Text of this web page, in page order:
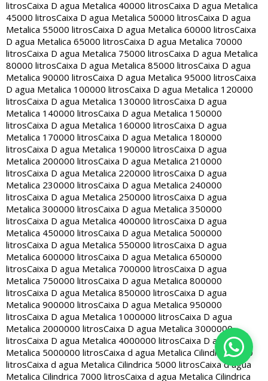
litrosCaixa D agua Metalica 40000 litrosCaixa D agua Metalica
45000 litrosCaixa D agua Metalica 50000 litrosCaixa D agua
Metalica 55000 litrosCaixa D agua Metalica 60000 litrosCaixa
D agua Metalica 65000 litrosCaixa D agua Metalica 70000
litrosCaixa D agua Metalica 75000 litrosCaixa D agua Metalica
80000 litrosCaixa D agua Metalica 85000 litrosCaixa D agua
Metalica 90000 litrosCaixa D agua Metalica 95000 litrosCaixa
D agua Metalica 100000 litrosCaixa D agua Metalica 120000
litrosCaixa D agua Metalica 130000 litrosCaixa D agua
Metalica 140000 litrosCaixa D agua Metalica 150000
litrosCaixa D agua Metalica 160000 litrosCaixa D agua
Metalica 170000 litrosCaixa D agua Metalica 180000
litrosCaixa D agua Metalica 190000 litrosCaixa D agua
Metalica 200000 litrosCaixa D agua Metalica 210000
litrosCaixa D agua Metalica 220000 litrosCaixa D agua
Metalica 230000 litrosCaixa D agua Metalica 240000
litrosCaixa D agua Metalica 250000 litrosCaixa D agua
Metalica 300000 litrosCaixa D agua Metalica 350000
litrosCaixa D agua Metalica 400000 litrosCaixa D agua
Metalica 450000 litrosCaixa D agua Metalica 500000
litrosCaixa D agua Metalica 550000 litrosCaixa D agua
Metalica 600000 litrosCaixa D agua Metalica 650000
litrosCaixa D agua Metalica 700000 litrosCaixa D agua
Metalica 750000 litrosCaixa D agua Metalica 800000
litrosCaixa D agua Metalica 850000 litrosCaixa D agua
Metalica 900000 litrosCaixa D agua Metalica 950000
litrosCaixa D agua Metalica 1000000 litrosCaixa D agua
Metalica 2000000 litrosCaixa D agua Metalica 3000000
litrosCaixa D agua Metalica 4000000 litrosCaixa D agua
Metalica 5000000 litrosCaixa d agua Metalica Cilindrica 2000
litrosCaixa d agua Metalica Cilindrica 5000 litrosCaixa d agua
Metalica Cilindrica 7000 litrosCaixa d agua Metalica Cilindrica